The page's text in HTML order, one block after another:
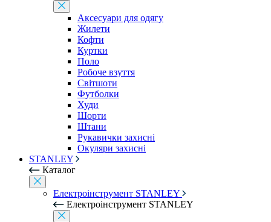
Аксесуари для одягу
Жилети
Кофти
Куртки
Поло
Робоче взуття
Світшоти
Футболки
Худи
Шорти
Штани
Рукавички захисні
Окуляри захисні
STANLEY
Каталог
Електроінструмент STANLEY
Електроінструмент STANLEY